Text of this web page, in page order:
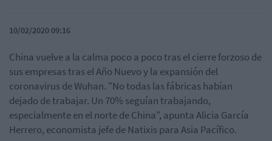
10/02/2020 09:16
China vuelve a la calma poco a poco tras el cierre forzoso de
sus empresas tras el Año Nuevo y la expansión del
coronavirus de Wuhan. "No todas las fábricas habían
dejado de trabajar. Un 70% seguían trabajando,
especialmente en el norte de China", apunta Alicia García
Herrero, economista jefe de Natixis para Asia Pacífico.